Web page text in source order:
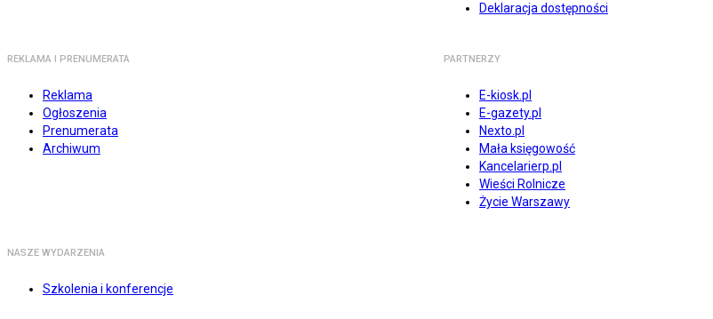
Deklaracja dostępności
REKLAMA I PRENUMERATA
Reklama
Ogłoszenia
Prenumerata
Archiwum
PARTNERZY
E-kiosk.pl
E-gazety.pl
Nexto.pl
Mała księgowość
Kancelarierp.pl
Wieści Rolnicze
Życie Warszawy
NASZE WYDARZENIA
Szkolenia i konferencje